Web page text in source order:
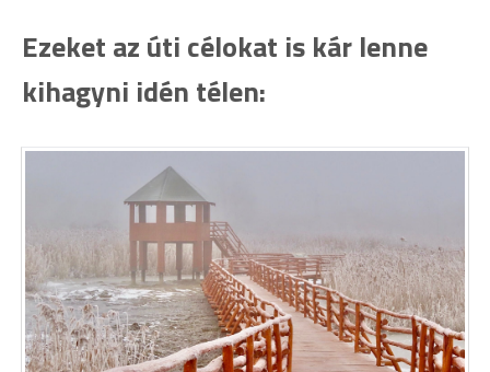
Ezeket az úti célokat is kár lenne
kihagyni idén télen: